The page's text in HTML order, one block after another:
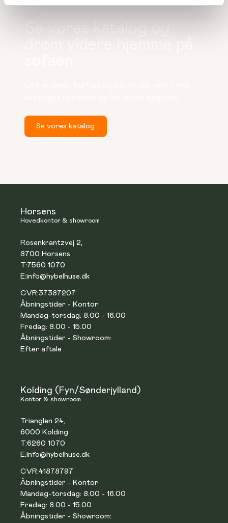
Se vores katalog og
Se vores katalog
Horsens
Hovedkontor & showroom
Rosenkrantzvej 2,
8700 Horsens
T:7560 1070
E:info@hybelhuse.dk
CVR:37387207
Åbningstider - Kontor
Mandag-torsdag: 8.00 - 16.00
Fredag: 8.00 - 15.00
Åbningstider - Showroom:
Efter aftale
Kolding (Fyn/Sønderjylland)
Kontor & showroom
Trianglen 24,
6000 Kolding
T:6260 1070
E:info@hybelhuse.dk
CVR:41878797
Åbningstider - Kontor
Mandag-torsdag: 8.00 - 16.00
Fredag: 8.00 - 15.00
Åbningstider - Showroom: